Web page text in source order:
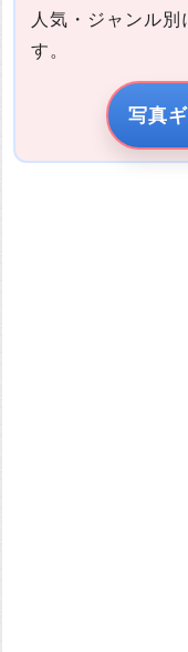
写真の説明
人気・ジャンル
す。
写真